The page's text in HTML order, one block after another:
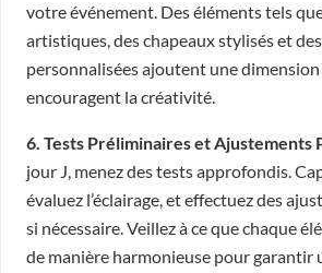
votre événement. Des éléments tels
artistiques, des chapeaux stylisés et
personnalisées ajoutent une dimension
encouragent la créativité.
6. Tests Préliminaires et Ajustements
jour J, menez des tests approfondis.
évaluez l’éclairage, et effectuez des
si nécessaire. Veillez à ce que chaque
de manière harmonieuse pour garantir